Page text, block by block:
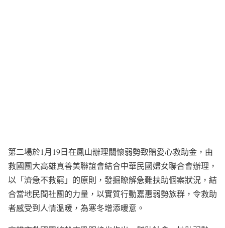
第二場於1月19日在鳳山辦理關懷弱勢致贈愛心救助金，由
救國團大高雄真善美聯誼會結合中華民國婦女聯合會辦理，
以「濟急不救窮」的原則，發掘瞭解急難扶助個案狀況，結
合當地民間社團的力量，以實質行動嘉惠弱勢族群，令救助
者感受到人情溫暖，為寒冬增添暖意。